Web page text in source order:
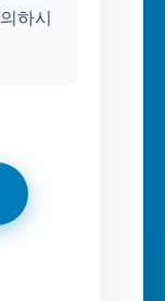
하시